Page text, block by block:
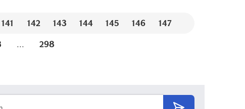
141 142 143 144 145 146
147
... 298